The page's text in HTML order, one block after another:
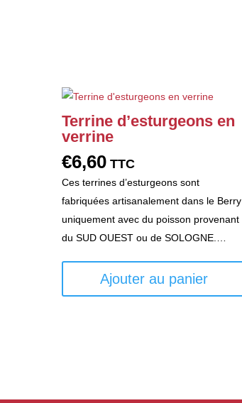
Terrine d’esturgeons en
verrine
€6,60 TTC
Ces terrines d’esturgeons sont
fabriquées artisanalement dans le Berry
uniquement avec du poisson provenant
du SUD OUEST ou de SOLOGNE.…
Ajouter au panier